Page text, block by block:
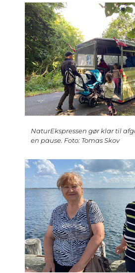
NaturEkspressen gør klar til
en pause. Foto: Tomas Skov